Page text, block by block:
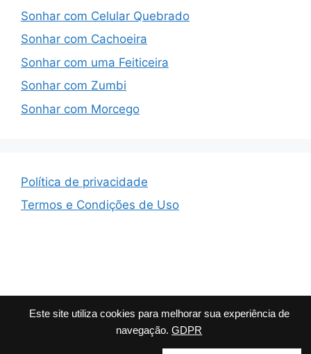
Este site utiliza cookies para melhorar sua experiência de
navegação. GDPR
Sonhar com Celular Quebrado
Sonhar com Cachoeira
Sonhar com uma Feiticeira
Sonhar com Zumbi
Sonhar com Morcego
Política de privacidade
Termos e Condições de Uso
© 2026 Que Significa• Built withGeneratePress